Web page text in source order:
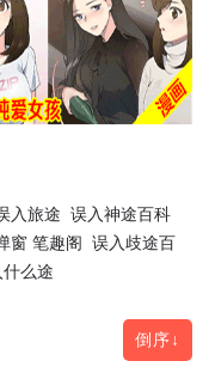
入旅途 误入神途百科
窗 笔趣阁 误入歧途百
么途
倒序↓